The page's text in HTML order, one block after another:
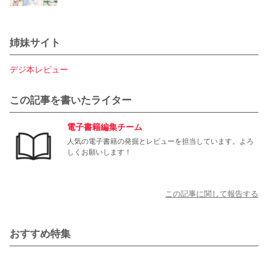
姉妹サイト
デジ本レビュー
この記事を書いたライター
電子書籍編集チーム
人気の電子書籍の発掘とレビューを担当しています。よろ
しくお願いします！
この記事に関して報告する
おすすめ特集